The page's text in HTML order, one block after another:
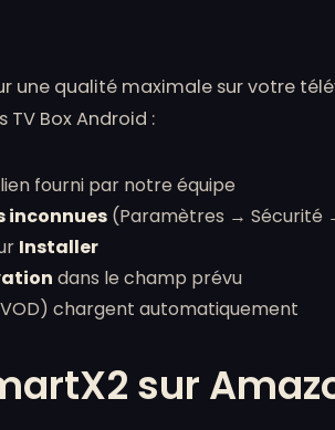
une qualité maximale sur votre
TV Box Android :
fourni par notre équipe
inconnues (Paramètres → Sécurité
Installer
dans le champ prévu
chargent automatiquement
sur